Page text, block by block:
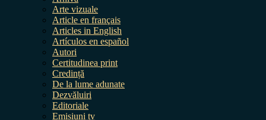
Arte vizuale
Article en français
Articles in English
Artículos en español
Autori
Certitudinea print
Credință
De la lume adunate
Dezvăluiri
Editoriale
Emisiuni tv